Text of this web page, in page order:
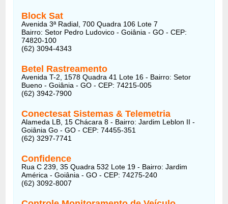
Block Sat
Avenida 3ª Radial, 700 Quadra 106 Lote 7
Bairro: Setor Pedro Ludovico - Goiânia - GO - CEP:
74820-100
(62) 3094-4343
Betel Rastreamento
Avenida T-2, 1578 Quadra 41 Lote 16 - Bairro: Setor
Bueno - Goiânia - GO - CEP: 74215-005
(62) 3942-7900
Conectesat Sistemas & Telemetria
Alameda LB, 15 Chácara 8 - Bairro: Jardim Leblon II -
Goiânia Go - GO - CEP: 74455-351
(62) 3297-7741
Confidence
Rua C 239, 35 Quadra 532 Lote 19 - Bairro: Jardim
América - Goiânia - GO - CEP: 74275-240
(62) 3092-8007